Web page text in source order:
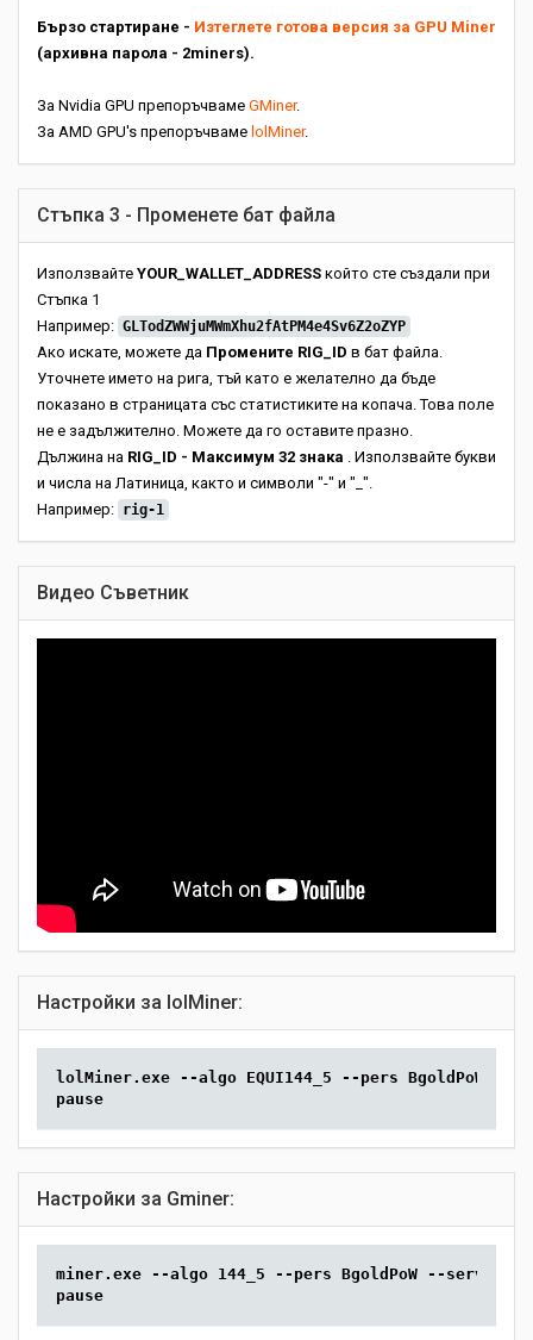
Бързо стартиране - Изтеглете готова версия за GPU Miner
(архивна парола - 2miners).
За Nvidia GPU препоръчваме GMiner.
За AMD GPU's препоръчваме lolMiner.
Стъпка 3 - Променете бат файла
Използвайте YOUR_WALLET_ADDRESS който сте създали при
Стъпка 1
Например: GLTodZWWjuMWmXhu2fAtPM4e4Sv6Z2oZYP
Ако искате, можете да Промените RIG_ID в бат файла.
Уточнете името на рига, тъй като е желателно да бъде
показано в страницата със статистиките на копача. Това поле
не е задължително. Можете да го оставите празно.
Дължина на RIG_ID - Максимум 32 знака . Използвайте букви
и числа на Латиница, както и символи "-" и "_".
Например: rig-1
Видео Съветник
Настройки за lolMiner:
lolMiner.exe --algo EQUI144_5 --pers BgoldPoW --
pause
Настройки за Gminer:
miner.exe --algo 144_5 --pers BgoldPoW --server
pause